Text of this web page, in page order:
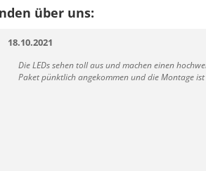
über uns:
18.10.2021
Die LEDs sehen toll aus und machen einen
Paket pünktlich angekommen und die Montage